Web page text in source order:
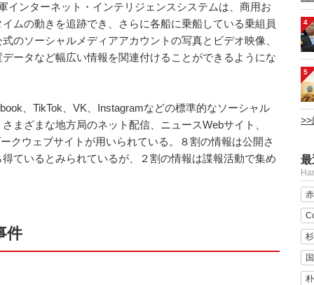
インターネット・インテリジェンスシステムは、商用お
ムの動きを追跡でき、さらに各船に乗船している乗組員
のソーシャルメディアアカウントの写真とビデオ映像、
ータなど幅広い情報を関連付けることができるようにな
、TikTok、VK、Instagramなどの標準的なソーシャル
まざまな地方局のネット配信、ニュースWebサイト、
クウェブサイトが用いられている。８割の情報は公開さ
ているとみられているが、２割の情報は諜報活動で集め
件
4
5
>>
最